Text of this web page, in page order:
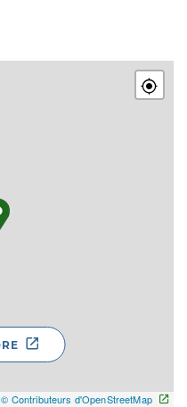
© Contributeurs d'OpenStreetMap